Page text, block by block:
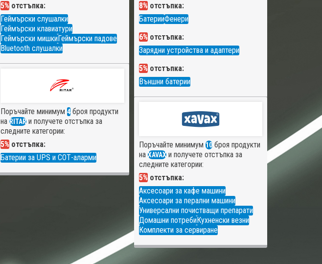
5% отстъпка:
Геймърски слушалки
Геймърски клавиатури
Геймърски мишкиГеймърски падове
Bluetooth слушалки
8% отстъпка:
БатерииФенери
6% отстъпка:
Зарядни устройства и адаптери
5% отстъпка:
Външни батерии
Поръчайте минимум 4 броя продукти
на RITAR и получете отстъпка за
следните категории:
5% отстъпка:
Батерии за UPS и СОТ-аларми
Поръчайте минимум 10броя продукти
на XAVAXи получете отстъпка за
следните категории:
5% отстъпка:
Аксесоари за кафе машини
Аксесоари за перални машини
Универсални почистващи препарати
Домашни потребиКухненски везни
Комплекти за сервиране